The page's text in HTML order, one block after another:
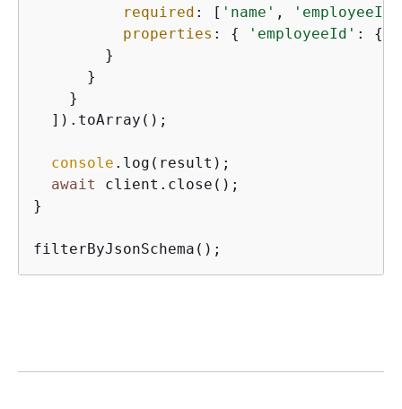
required : [ 'name' , 'employeeId'
properties : { 'employeeId' : {
        }
      }
    }
  ]).toArray();
console .log(result);
await
client.close();
}
filterByJsonSchema();